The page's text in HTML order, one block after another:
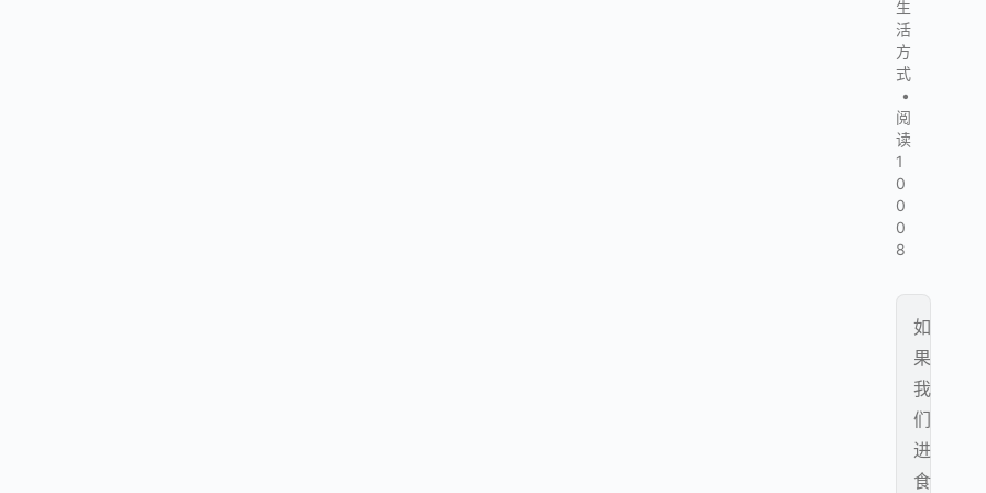
生
活
方
式
•
阅
读
1
0
0
0
8
如
果
我
们
进
食